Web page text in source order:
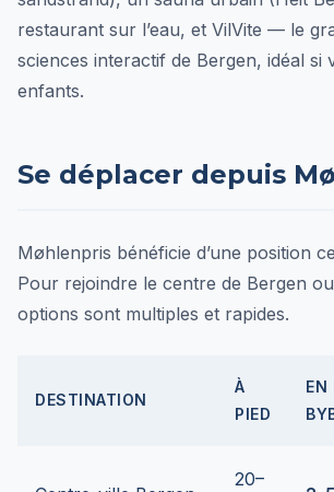
restaurant sur l’eau, et VilVite — le
sciences interactif de Bergen, idéal si
enfants.
Se déplacer depuis
Møhlenpris bénéficie d’une position
Pour rejoindre le centre de Bergen
options sont multiples et rapides.
DESTINATION
À
PIED
EN
20–